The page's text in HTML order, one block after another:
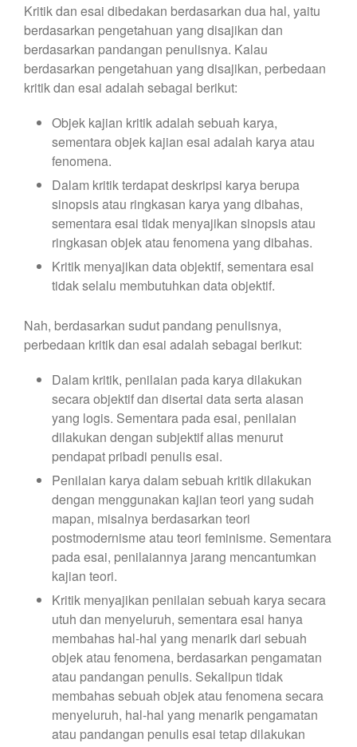
Kritik dan esai dibedakan berdasarkan dua hal, yaitu
berdasarkan pengetahuan yang disajikan dan
berdasarkan pandangan penulisnya. Kalau
berdasarkan pengetahuan yang disajikan, perbedaan
kritik dan esai adalah sebagai berikut:
Objek kajian kritik adalah sebuah karya,
sementara objek kajian esai adalah karya atau
fenomena.
Dalam kritik terdapat deskripsi karya berupa
sinopsis atau ringkasan karya yang dibahas,
sementara esai tidak menyajikan sinopsis atau
ringkasan objek atau fenomena yang dibahas.
Kritik menyajikan data objektif, sementara esai
tidak selalu membutuhkan data objektif.
Nah, berdasarkan sudut pandang penulisnya,
perbedaan kritik dan esai adalah sebagai berikut:
Dalam kritik, penilaian pada karya dilakukan
secara objektif dan disertai data serta alasan
yang logis. Sementara pada esai, penilaian
dilakukan dengan subjektif alias menurut
pendapat pribadi penulis esai.
Penilaian karya dalam sebuah kritik dilakukan
dengan menggunakan kajian teori yang sudah
mapan, misalnya berdasarkan teori
postmodernisme atau teori feminisme. Sementara
pada esai, penilaiannya jarang mencantumkan
kajian teori.
Kritik menyajikan penilaian sebuah karya secara
utuh dan menyeluruh, sementara esai hanya
membahas hal-hal yang menarik dari sebuah
objek atau fenomena, berdasarkan pengamatan
atau pandangan penulis. Sekalipun tidak
membahas sebuah objek atau fenomena secara
menyeluruh, hal-hal yang menarik pengamatan
atau pandangan penulis esai tetap dilakukan